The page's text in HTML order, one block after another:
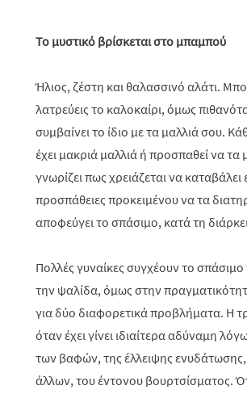
Το μυστικό βρίσκεται στο μπαμπού
Ήλιος, ζέστη και θαλασσινό αλάτι.
λατρεύεις το καλοκαίρι, όμως
συμβαίνει το ίδιο με τα μαλλιά σου.
έχει μακριά μαλλιά ή προσπαθεί να τα
γνωρίζει πως χρειάζεται να καταβάλει
προσπάθειες προκειμένου να τα
αποφεύγει το σπάσιμο, κατά τη
Πολλές γυναίκες συγχέουν το σπάσιμο
την ψαλίδα, όμως στην
για δύο διαφορετικά προβλήματα. Η
όταν έχει γίνει ιδιαίτερα αδύναμη
των βαφών, της έλλειψης ενυδάτωσης,
άλλων, του έντονου βουρτσίσματος.